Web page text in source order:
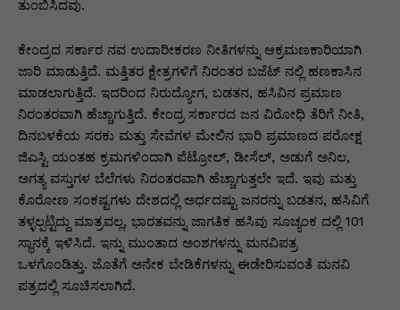
ತುಂಬಿಸಿದವು.
ಕೇಂದ್ರದ ಸರ್ಕಾರ ನವ ಉದಾರೀಕರಣ ನೀತಿಗಳನ್ನು ಆಕ್ರಮಣಕಾರಿಯಾಗಿ
ಜಾರಿ ಮಾಡುತ್ತಿದೆ. ಮತ್ತಿತರ ಕ್ಷೇತ್ರಗಳಿಗೆ ನಿರಂತರ ಬಜೆಟ್ ನಲ್ಲಿ ಹಣಕಾಸಿನ
ಮಾಡಲಾಗುತ್ತಿದೆ. ಇದರಿಂದ ನಿರುದ್ಯೋಗ, ಬಡತನ, ಹಸಿವಿನ ಪ್ರಮಾಣ
ನಿರಂತರವಾಗಿ ಹೆಚ್ಚಾಗುತ್ತಿದೆ. ಕೇಂದ್ರ ಸರ್ಕಾರದ ಜನ ವಿರೋಧಿ ತೆರಿಗೆ ನೀತಿ,
ದಿನಬಳಕೆಯ ಸರಕು ಮತ್ತು ಸೇವೆಗಳ ಮೇಲಿನ ಭಾರಿ ಪ್ರಮಾಣದ ಪರೋಕ್ಷ
ಜಿಎಸ್ಟಿ ಯಂತಹ ಕ್ರಮಗಳಿಂದಾಗಿ ಪೆಟ್ರೋಲ್, ಡೀಸೆಲ್, ಅಡುಗೆ ಅನಿಲ,
ಅಗತ್ಯ ವಸ್ತುಗಳ ಬೆಲೆಗಳು ನಿರಂತರವಾಗಿ ಹೆಚ್ಚಾಗುತ್ತಲೇ ಇದೆ. ಇವು ಮತ್ತು
ಕೊರೋಣ ಸಂಕಷ್ಟಗಳು ದೇಶದಲ್ಲಿ ಅರ್ಧದಷ್ಟು ಜನರನ್ನು ಬಡತನ, ಹಸಿವಿಗೆ
ತಳ್ಳಲ್ಪಟ್ಟಿದ್ದು ಮಾತ್ರವಲ್ಲ, ಭಾರತವನ್ನು ಜಾಗತಿಕ ಹಸಿವು ಸೂಚ್ಯಂಕ ದಲ್ಲಿ 101
ಸ್ಥಾನಕ್ಕೆ ಇಳಿಸಿದೆ. ಇನ್ನು ಮುಂತಾದ ಅಂಶಗಳನ್ನು ಮನವಿಪತ್ರ
ಒಳಗೊಂಡಿತ್ತು. ಜೊತೆಗೆ ಅನೇಕ ಬೇಡಿಕೆಗಳನ್ನು ಈಡೇರಿಸುವಂತೆ ಮನವಿ
ಪತ್ರದಲ್ಲಿ ಸೂಚಿಸಲಾಗಿದೆ.